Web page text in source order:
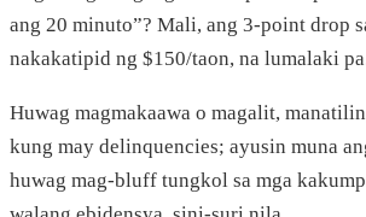
ang 20 minuto”? Mali, ang 3-point drop
nakakatipid ng $150/taon, na lumalaki
Huwag magmakaawa o magalit,
kung may delinquencies; ayusin muna
huwag mag-bluff tungkol sa mga